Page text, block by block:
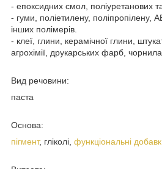
- епоксидних смол, поліуретанових
- гуми, поліетилену, поліпропілену,
інших полімерів.
- клеї, глини, керамічної глини,
агрохімії, друкарських фарб, чорнила.
Вид речовини:
паста
Основа:
пігмент, гліколі, функціональні